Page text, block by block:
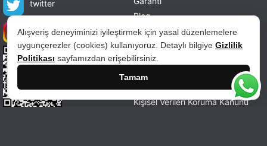
Alışveriş deneyiminizi iyileştirmek için yasal düzenlemelere
uygunçerezler (cookies) kullanıyoruz. Detaylı bilgiye Gizlilik
Politikası sayfamızdan erişebilirsiniz.
Tamam
twitter
instagram
Blog
Kişisel Verileri Saklama Ve İmha
Politikası
Üyelik Sözleşmesi
Kişisel Verileri Koruma Kanunu